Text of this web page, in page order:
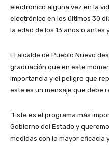
electrónico alguna vez en la
electrónico en los últimos 30
la edad de los 13 años o antes
El alcalde de Pueblo Nuevo
graduación que en este
importancia y el peligro que
este es un mensaje que debe
“Este es el programa más
Gobierno del Estado y
medidas con la mayor eficacia